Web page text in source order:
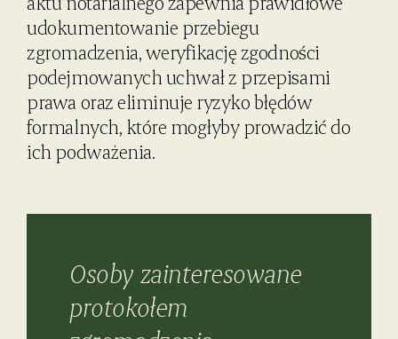
udokumentowanie przebiegu
zgromadzenia, weryfikację zgodności
podejmowanych uchwał z przepisami
prawa oraz eliminuje ryzyko błędów
formalnych, które mogłyby prowadzić do
ich podważenia.
Osoby zainteresowane
protokołem